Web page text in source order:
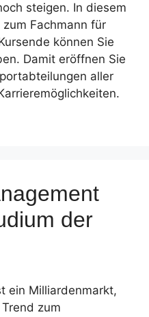
steigen. In diesem
Fachmann für
können Sie
Damit eröffnen Sie
aller
der
ein Milliardenmarkt,
zum